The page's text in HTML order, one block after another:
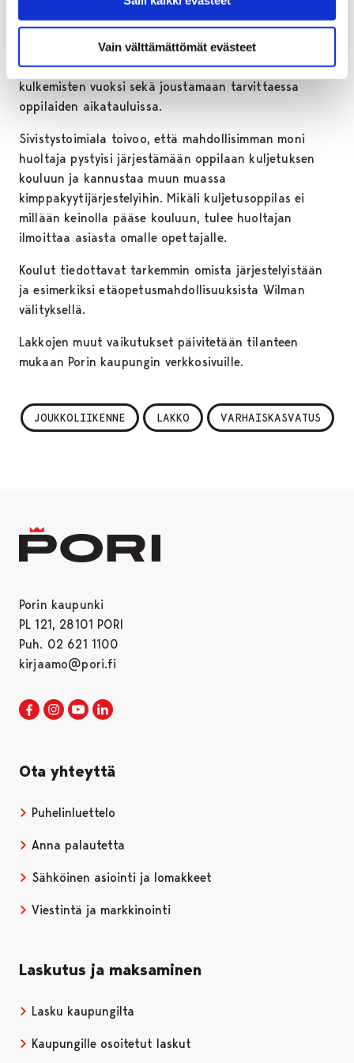
Vain välttämättömät evästeet
Sivistystoimiala ei pysty järjestämään korvaavia
kuljetuksia vuorolinjoille. Kouluja kehotetaan
järjestämään oppilaille odotustiloja poikkeuksellisten
kulkemisten vuoksi sekä joustamaan tarvittaessa
oppilaiden aikatauluissa.
Sivistystoimiala toivoo, että mahdollisimman moni
huoltaja pystyisi järjestämään oppilaan kuljetuksen
kouluun ja kannustaa muun muassa
kimppakyytijärjestelyihin. Mikäli kuljetusoppilas ei
millään keinolla pääse kouluun, tulee huoltajan
ilmoittaa asiasta omalle opettajalle.
Koulut tiedottavat tarkemmin omista järjestelyistään
ja esimerkiksi etäopetusmahdollisuuksista Wilman
välityksellä.
Lakkojen muut vaikutukset päivitetään tilanteen
mukaan Porin kaupungin verkkosivuille.
JOUKKOLIIKENNE LAKKO VARHAISKASVATUS
Porin kaupunki
PL 121, 28101 PORI
Puh. 02 621 1100
kirjaamo@pori.fi
Porin kaupunki Facebookissa
Avautuu uudessa välilehdessä
Porin kaupunki Instagramissa
Avautuu uudessa välilehdessä
Porin kaupunki Youtubessa
Avautuu uudessa välilehdessä
Ota yhteyttä
Puhelinluettelo
Anna palautetta
Sähköinen asiointi ja lomakkeet
Viestintä ja markkinointi
Laskutus ja maksaminen
Lasku kaupungilta
Kaupungille osoitetut laskut